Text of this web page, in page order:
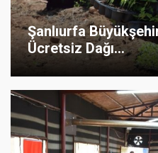
Şanlıurfa
Ücretsiz Dağı...